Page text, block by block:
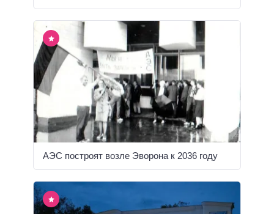
АЭС построят возле Эворона к 2036 году